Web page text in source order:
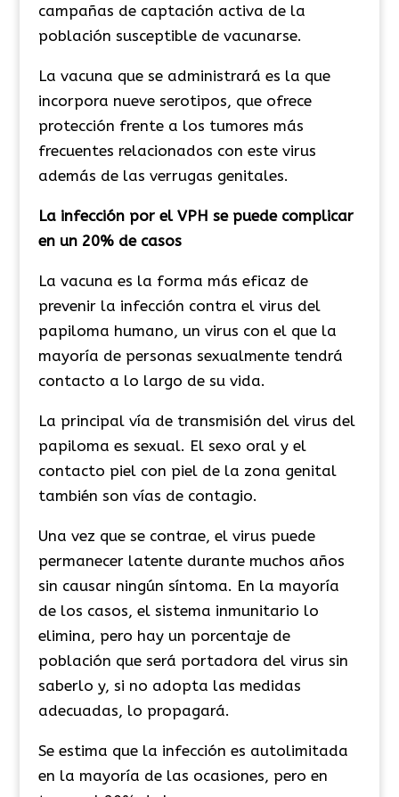
campañas de captación activa de la
población susceptible de vacunarse.
La vacuna que se administrará es la que
incorpora nueve serotipos, que ofrece
protección frente a los tumores más
frecuentes relacionados con este virus
además de las verrugas genitales.
La infección por el VPH se puede complicar
en un 20% de casos
La vacuna es la forma más eficaz de
prevenir la infección contra el virus del
papiloma humano, un virus con el que la
mayoría de personas sexualmente tendrá
contacto a lo largo de su vida.
La principal vía de transmisión del virus del
papiloma es sexual. El sexo oral y el
contacto piel con piel de la zona genital
también son vías de contagio.
Una vez que se contrae, el virus puede
permanecer latente durante muchos años
sin causar ningún síntoma. En la mayoría
de los casos, el sistema inmunitario lo
elimina, pero hay un porcentaje de
población que será portadora del virus sin
saberlo y, si no adopta las medidas
adecuadas, lo propagará.
Se estima que la infección es autolimitada
en la mayoría de las ocasiones, pero en